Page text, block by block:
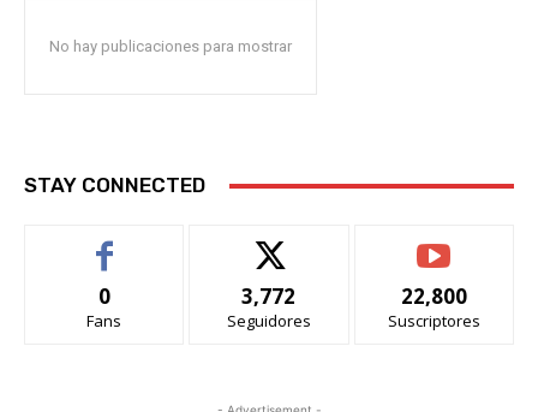
No hay publicaciones para mostrar
STAY CONNECTED
0
Fans
3,772
Seguidores
22,800
Suscriptores